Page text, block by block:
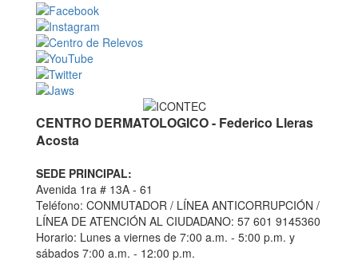
CENTRO DERMATOLOGICO - Federico Lleras
Acosta
SEDE PRINCIPAL:
Avenida 1ra # 13A - 61
Teléfono: CONMUTADOR / LÍNEA ANTICORRUPCIÓN /
LÍNEA DE ATENCIÓN AL CIUDADANO: 57 601 9145360
Horario: Lunes a viernes de 7:00 a.m. - 5:00 p.m. y
sábados 7:00 a.m. - 12:00 p.m.